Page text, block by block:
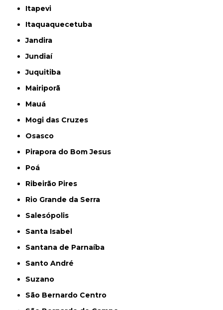
Itapevi
Itaquaquecetuba
Jandira
Jundiaí
Juquitiba
Mairiporã
Mauá
Mogi das Cruzes
Osasco
Pirapora do Bom Jesus
Poá
Ribeirão Pires
Rio Grande da Serra
Salesópolis
Santa Isabel
Santana de Parnaíba
Santo André
Suzano
São Bernardo Centro